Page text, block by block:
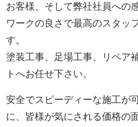
お客様、そして弊社社員への
ワークの良さで最高のスタッ
す。
塗装工事、足場工事、リペア
トへお任せ下さい。
安全でスピーディーな施工が
に、皆様が気にされる価格の